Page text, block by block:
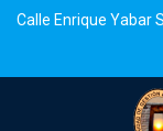
Calle Enrique Yabar